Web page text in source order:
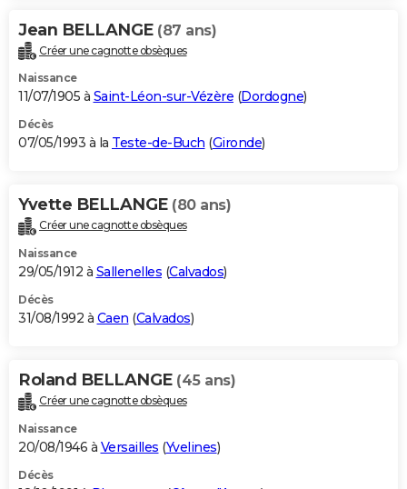
Jean BELLANGE (87 ans)
Créer une cagnotte obsèques
Naissance
11/07/1905 à Saint-Léon-sur-Vézère (Dordogne)
Décès
07/05/1993 à la Teste-de-Buch (Gironde)
Yvette BELLANGE (80 ans)
Créer une cagnotte obsèques
Naissance
29/05/1912 à Sallenelles (Calvados)
Décès
31/08/1992 à Caen (Calvados)
Roland BELLANGE (45 ans)
Créer une cagnotte obsèques
Naissance
20/08/1946 à Versailles (Yvelines)
Décès